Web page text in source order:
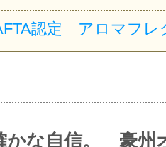
かな自信。 豪州